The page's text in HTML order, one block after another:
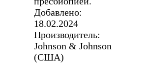
Добавлено:
18.02.2024
Производитель:
Johnson & Johnson
(США)